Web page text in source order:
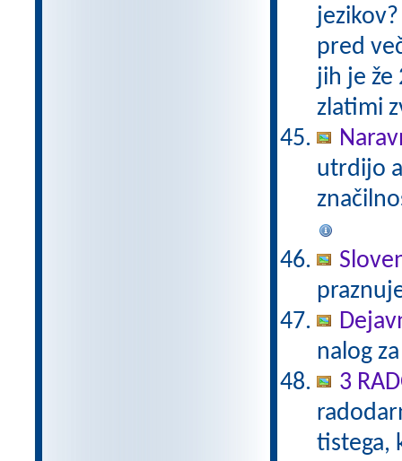
pred
jih je že
zlatimi
utrdijo
nalog
3
tistega,